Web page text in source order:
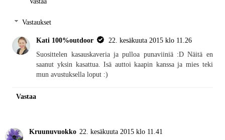
Vastaukset
Kati 100%outdoor
22. kesäkuuta 2015 klo 11.26
Suosittelen kasauskaveria ja pulloa punaviiniä :D Näitä en
saanut yksin kasattua. Isä auttoi kaapin kanssa ja mies teki
mun avustuksella loput :)
Vastaa
Kruunuvuokko 22. kesäkuuta 2015 klo 11.41